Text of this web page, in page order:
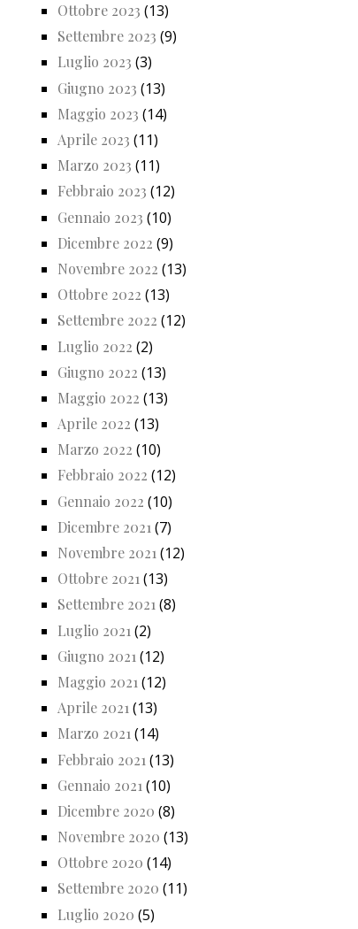
Ottobre 2023 (13)
Settembre 2023 (9)
Luglio 2023 (3)
Giugno 2023 (13)
Maggio 2023 (14)
Aprile 2023 (11)
Marzo 2023 (11)
Febbraio 2023 (12)
Gennaio 2023 (10)
Dicembre 2022 (9)
Novembre 2022 (13)
Ottobre 2022 (13)
Settembre 2022 (12)
Luglio 2022 (2)
Giugno 2022 (13)
Maggio 2022 (13)
Aprile 2022 (13)
Marzo 2022 (10)
Febbraio 2022 (12)
Gennaio 2022 (10)
Dicembre 2021 (7)
Novembre 2021 (12)
Ottobre 2021(13)
Settembre 2021(8)
Luglio 2021 (2)
Giugno 2021 (12)
Maggio 2021 (12)
Aprile 2021 (13)
Marzo 2021(14)
Febbraio 2021 (13)
Gennaio 2021 (10)
Dicembre 2020 (8)
Novembre 2020 (13)
Ottobre 2020 (14)
Settembre 2020 (11)
Luglio 2020 (5)